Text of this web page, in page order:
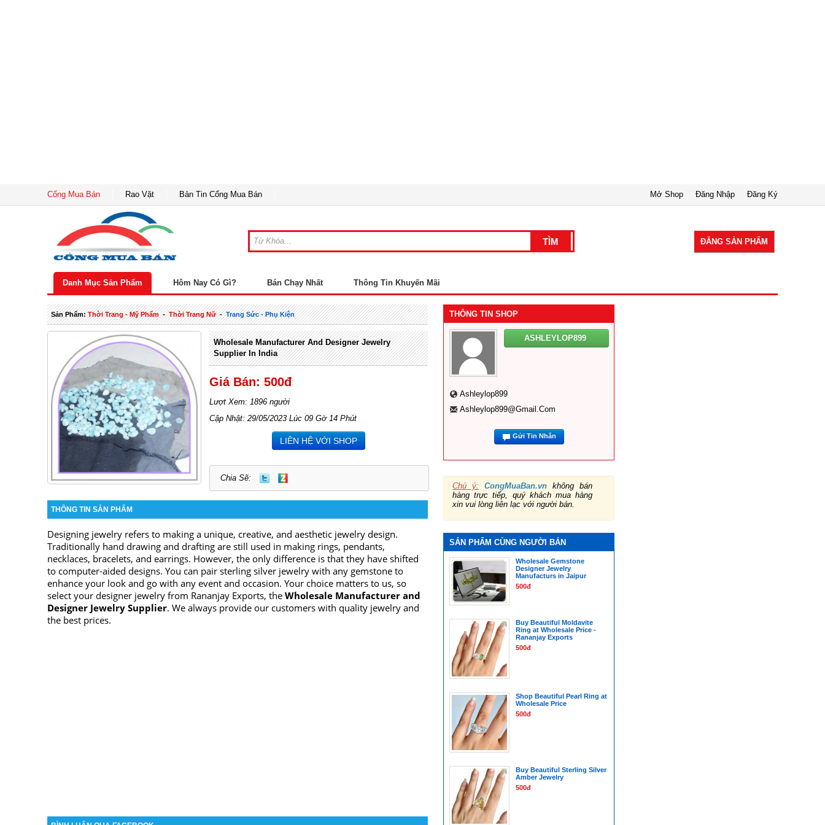
Cổng Mua Bán Rao Vặt Bản Tin Cổng Mua Bán Đăng Ký
Đăng Nhập
Mở Shop
ĐĂNG SẢN PHẨM
Danh Mục Sản Phẩm Hôm Nay Có Gì? Bán Chạy Nhất Thông Tin Khuyến Mãi
Sản Phẩm:Thời Trang - Mỹ Phẩm-Thời Trang Nữ-Trang Sức - Phụ Kiện
Wholesale Manufacturer And Designer Jewelry
Supplier In India
Giá Bán: 500đ
Lượt Xem: 1896 người
Cập Nhật: 29/05/2023 Lúc 09 Gờ 14 Phút
LIÊN HỆ VỚI SHOP
Chia Sẽ:
THÔNG TIN SẢN PHẨM
Designing jewelry refers to making a unique, creative, and aesthetic jewelry design.
Traditionally hand drawing and drafting are still used in making rings, pendants,
necklaces, bracelets, and earrings. However, the only difference is that they have shifted
to computer-aided designs. You can pair sterling silver jewelry with any gemstone to
enhance your look and go with any event and occasion. Your choice matters to us, so
select your designer jewelry from Rananjay Exports, the Wholesale Manufacturer and
Designer Jewelry Supplier. We always provide our customers with quality jewelry and
the best prices.
THÔNG TIN SHOP
ASHLEYLOP899
Ashleylop899
Ashleylop899@gmail.com
Gửi Tin Nhắn
Chú ý: CongMuaBan.vn không bán
hàng trực tiếp, quý khách mua hàng
xin vui lòng liên lạc với người bán.
SẢN PHẨM CÙNG NGƯỜI BÁN
Wholesale Gemstone
Designer Jewelry
Manufacturs in Jaipur
500đ
Buy Beautiful Moldavite
Ring at Wholesale Price -
Rananjay Exports
500đ
Shop Beautiful Pearl Ring at
Wholesale Price
500đ
Buy Beautiful Sterling Silver
Amber Jewelry
500đ